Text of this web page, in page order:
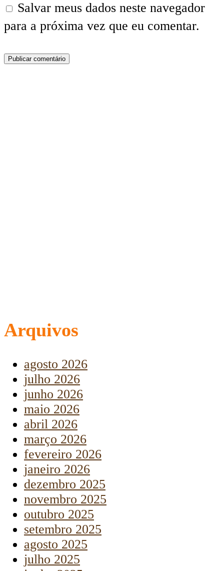
Salvar meus dados neste navegador
para a próxima vez que eu comentar.
Arquivos
agosto 2026
julho 2026
junho 2026
maio 2026
abril 2026
março 2026
fevereiro 2026
janeiro 2026
dezembro 2025
novembro 2025
outubro 2025
setembro 2025
agosto 2025
julho 2025